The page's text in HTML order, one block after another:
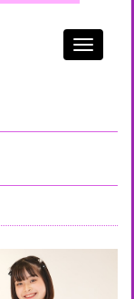
Toggle